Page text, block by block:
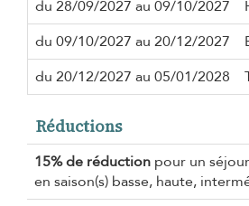
du 28/09/2027 au 09/10/2027
du 09/10/2027 au 20/12/2027
du 20/12/2027 au 05/01/2028
Réductions
15% de réduction pour un
en saison(s) basse, haute,